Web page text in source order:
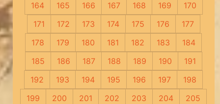
164
165 166 167 168 169
170
171
172 173 174 175 176
177
178
179 180 181 182 183
184
185
186 187 188 189 190
191
192
193 194 195 196 197
198
199
200 201 202 203 204
205